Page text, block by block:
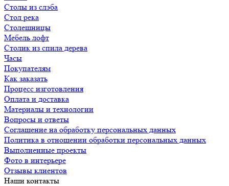
Столы из слэба
Стол река
Столешницы
Мебель лофт
Столик из спила дерева
Часы
Покупателям
Как заказать
Процесс изготовления
Оплата и доставка
Материалы и технологии
Вопросы и ответы
Соглашение на обработку персональных данных
Политика в отношении обработки персональных данных
Выполненные проекты
Фото в интерьере
Отзывы клиентов
Наши контакты